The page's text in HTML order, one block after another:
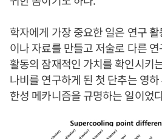
학자에게 가장 중요한 일은 연구
이나 자료를 만들고 저술로 다른
활동의 잠재적인 가치를 확인시키
나비를 연구하게 된 첫 단추는 영
한성 메카니즘을 규명하는 일이었